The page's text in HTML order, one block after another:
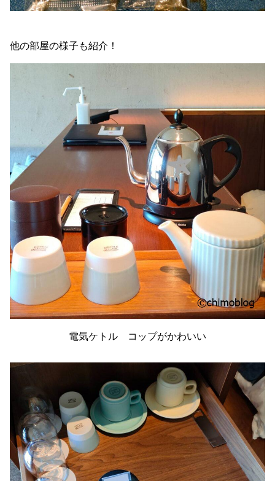
他の部屋の様子も紹介！
電気ケトル コップがかわいい